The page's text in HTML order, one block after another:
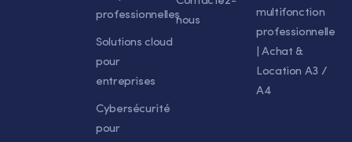
professionnelles
Solutions cloud
pour
entreprises
Cybersécurité
pour
nous
multifonction
professionnelle
| Achat &
Location A3 /
A4